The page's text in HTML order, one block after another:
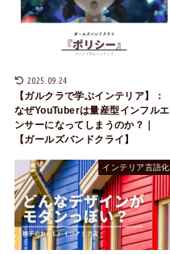
2025.09.24
【ガルクラで学ぶインテリア】：
なぜYouTuberは量産型インフルエ
ンサーになってしまうのか？｜
【ガールズバンドクライ】
インテリア言語化